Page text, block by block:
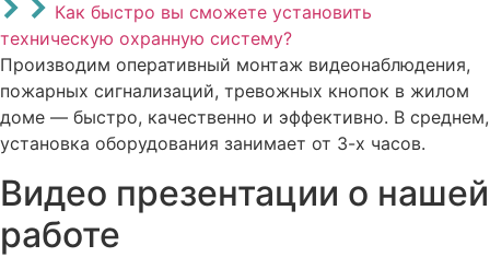
Как быстро вы сможете установить
техническую охранную систему?
Производим оперативный монтаж видеонаблюдения,
пожарных сигнализаций, тревожных кнопок в жилом
доме — быстро, качественно и эффективно. В среднем,
установка оборудования занимает от 3-х часов.
Видео презентации о нашей
работе